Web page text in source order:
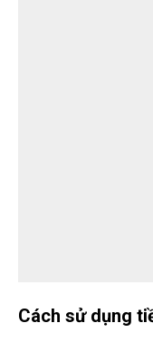
Cách sử dụng